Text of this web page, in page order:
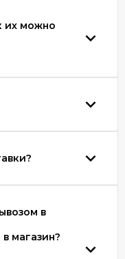
их можно
в
магазин?